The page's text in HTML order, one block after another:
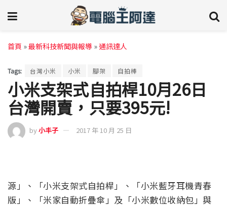
首頁 »最新科技新聞與報導 »通訊達人
Tags: 台灣小米 小米 腳架 自拍棒
小米支架式自拍桿10月26日
台灣開賣，只要395元!
by小丰子 2017 年 10 月 25 日
源」、「小米支架式自拍桿」、「小米藍牙耳機青春
版」、「米家自動折疊傘」及「小米數位收納包」與